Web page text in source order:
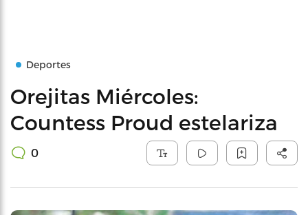
Deportes
Orejitas Miércoles:
Countess Proud estelariza
0